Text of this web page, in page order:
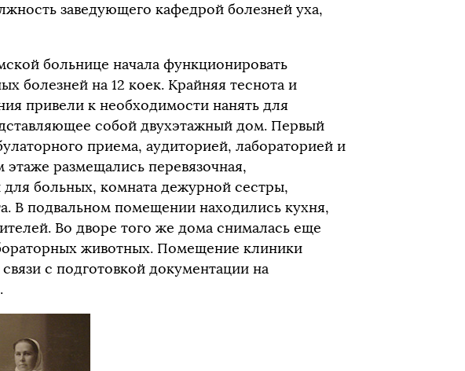
заведующего кафедрой болезней уха,
больнице начала функционировать
болезней на 12 коек. Крайняя теснота и
привели к необходимости нанять для
собой двухэтажный дом. Первый
приема, аудиторией, лабораторией и
размещались перевязочная,
больных, комната дежурной сестры,
В подвальном помещении находились кухня,
Во дворе того же дома снималась еще
животных. Помещение клиники
с подготовкой документации на